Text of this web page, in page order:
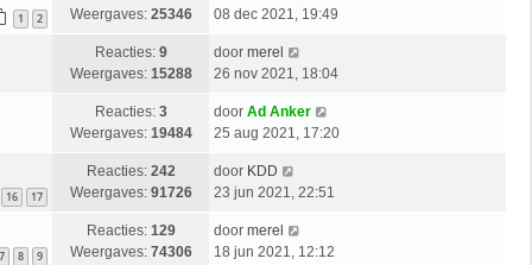
1 2
Weergaves: 25346
08 dec 2021, 19:49
Reacties: 9
Weergaves: 15288
door merel
26 nov 2021, 18:04
Reacties: 3
Weergaves: 19484
door Ad Anker
25 aug 2021, 17:20
16 17
Reacties: 242
Weergaves: 91726
door KDD
23 jun 2021, 22:51
7 8 9
Reacties: 129
Weergaves: 74306
door merel
18 jun 2021, 12:12